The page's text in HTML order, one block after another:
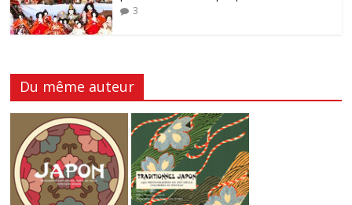
3
Du même auteur